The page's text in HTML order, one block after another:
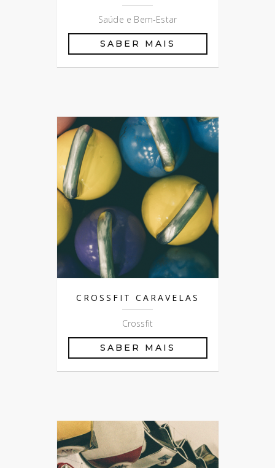
Saúde e Bem-Estar
SABER MAIS
CROSSFIT CARAVELAS
Crossfit
SABER MAIS